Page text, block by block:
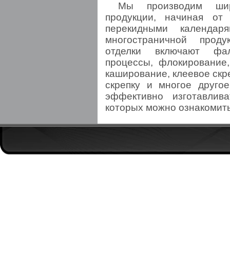
Мы производим
продукции, начиная
перекидными
многостраничной
отделки включают
процессы,
каширование, клеевое
скрепку и многое
эффективно
которых можно